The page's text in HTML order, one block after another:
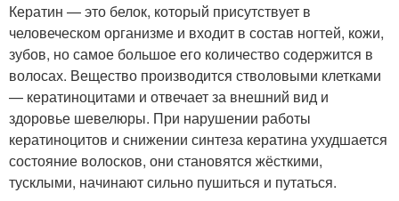
Кератин — это белок, который присутствует в
человеческом организме и входит в состав ногтей, кожи,
зубов, но самое большое его количество содержится в
волосах. Вещество производится стволовыми клетками
— кератиноцитами и отвечает за внешний вид и
здоровье шевелюры. При нарушении работы
кератиноцитов и снижении синтеза кератина ухудшается
состояние волосков, они становятся жёсткими,
тусклыми, начинают сильно пушиться и путаться.